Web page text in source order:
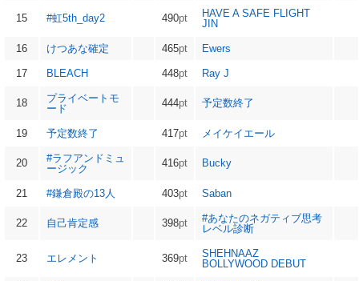
15 #虹5th_day2 490pt
HAVE A SAFE FLIGHT
JIN
16 けつあな確定 465pt Ewers
17 BLEACH 448pt Ray J
18
プライベートモ
ード
444pt 予定数終了
19 予定数終了 417pt メイケイエール
20
#ラフアンドミュ
ージック
416pt Bucky
21 #鎌倉殿の13人 403pt Saban
22 自己肯定感 398pt
#あなたのネガティブ思考
レベル診断
23 エレメント 369pt
SHEHNAAZ
BOLLYWOOD DEBUT